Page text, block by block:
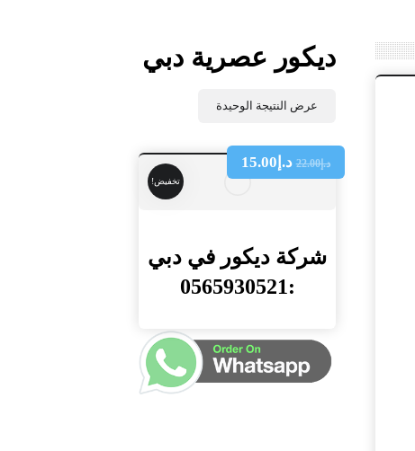
ديكور عصرية دبي
عرض النتيجة الوحيدة
تخفيض!
شركة ديكور في دبي
:0565930521
د.إ22.00 د.إ 15.00